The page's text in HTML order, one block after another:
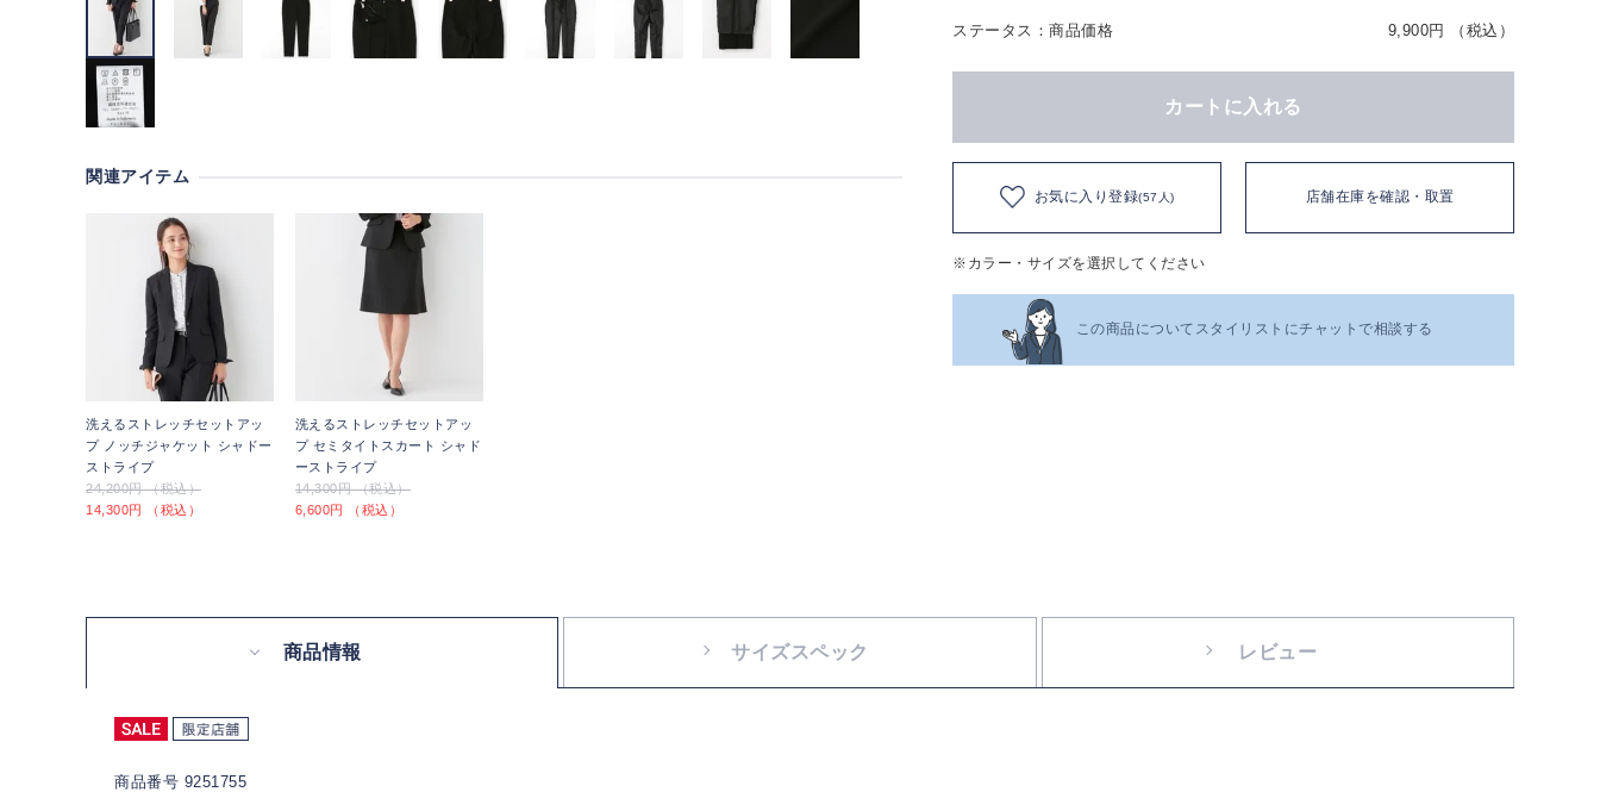
関連アイテム
洗えるストレッチセットアッ
プ ノッチジャケット シャドー
ストライプ
24,200円 （税込）
14,300円 （税込）
洗えるストレッチセットアッ
プ セミタイトスカート シャド
ーストライプ
14,300円 （税込）
6,600円 （税込）
ステータス：商品価格 9,900円 （税込）
カートに入れる
お気に入り登録(57人) 店舗在庫を確認・取置
※カラー・サイズを選択してください
この商品についてスタイリストにチャットで相談する
商品情報 サイズスペック レビュー
商品番号 9251755